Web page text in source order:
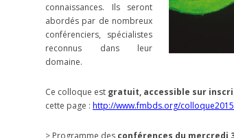
connaissances. Ils seront
abordés par de nombreux
conférenciers, spécialistes
reconnus dans leur
domaine.
Ce colloque est gratuit, accessible sur
cette page : http://www.fmbds.org/
> Programme des conférences du mercredi